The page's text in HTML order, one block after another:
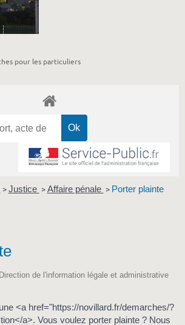
pour les particuliers
> Justice > Affaire pénale > Porter plainte
de l'information légale et administrative
<a href="https://novillard.fr/demarches/?
a>. Vous voulez porter plainte ? Nous